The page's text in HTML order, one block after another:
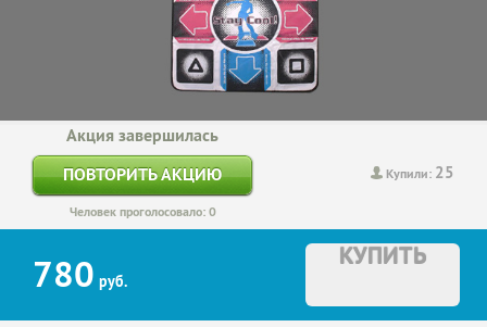
Купили: 25
Акция завершилась
ПОВТОРИТЬ АКЦИЮ
Человек проголосовало: 0
780 руб.
КУПИТЬ